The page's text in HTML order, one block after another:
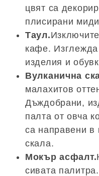
цвят са
плисирани
Таул.
кафе. Изглежда
изделия и
Вулканична
малахитов
Дъждобрани,
палта от овча
са направени в
скала.
Мокър асфалт.
сивата